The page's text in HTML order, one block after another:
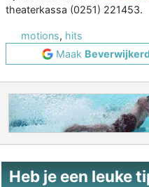
theaterkassa (0251) 221453.
motions, hits
Maak
Heb je een leuke